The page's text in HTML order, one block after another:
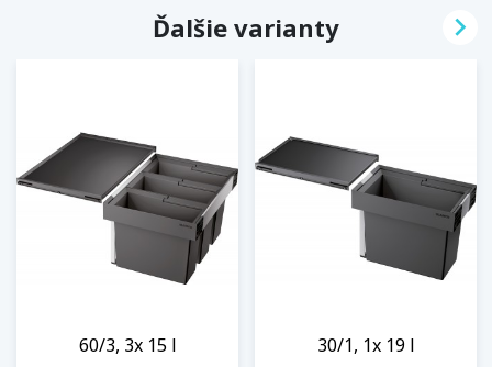
Ďalšie varianty
60/3, 3x 15 l 30/1, 1x 19 l
